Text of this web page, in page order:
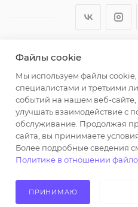
2026 © ООО "Вайт
Любая информация на
характер и не
определяемой
Гражданского кодекса
Использование любых
на https://opt-milena.ru,
наличии письменного
активной ссылки на
Файлы cookie
Мы используем файлы
специалистами и третьими
событий на нашем веб-сайте,
улучшать взаимодействие с
обслуживание. Продолжая
сайта, вы принимаете
Более подробные сведения
Политике в отношении
ПРИНИМАЮ